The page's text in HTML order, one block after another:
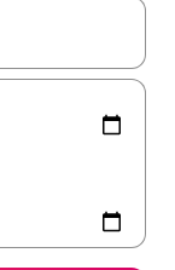
使って移動するか